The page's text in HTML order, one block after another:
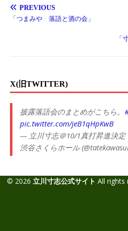
PREVIOUS
「つまみや 落語と酒の会」
「
X(旧TWITTER)
披露落語会のまとめがこちら。
pic.twitter.com/jeB1qHpKwB
— 立川寸志＠10/1真打昇進決定
渋谷さくらホール
© 2026 立川寸志公式サイト All rights